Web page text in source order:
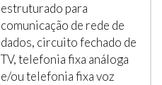
estruturado para
comunicação de rede de
dados, circuito fechado de
TV, telefonia fixa análoga
e/ou telefonia fixa voz